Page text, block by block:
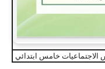
الاجتماعيات خامس ابتدائي